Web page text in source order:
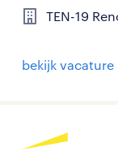
TEN-19
bekijk vacature